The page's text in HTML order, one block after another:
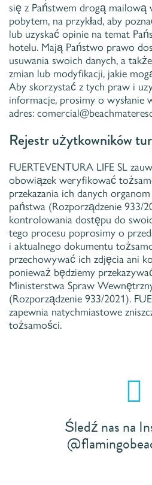
się z Państwem drogą mailową
pobytem, na przykład, aby
lub uzyskać opinie na temat
hotelu. Mają Państwo prawo
usuwania swoich danych, a
zmian lub modyfikacji, jakie
Aby skorzystać z tych praw i
informacje, prosimy o wysłanie
adres:
Rejestr użytkowników
FUERTEVENTURA LIFE SL
obowiązek weryfikować
przekazania ich danych
państwa (Rozporządzenie 933/
kontrolowania dostępu do
tego procesu poprosimy o
i aktualnego dokumentu
przechowywać ich zdjęcia ani
ponieważ będziemy
Ministerstwa Spraw
(Rozporządzenie 933/2021).
zapewnia natychmiastowe
tożsamości.
Śledź nas na